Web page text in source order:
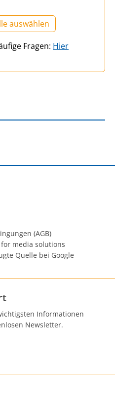
auswählen
Fragen: Hier
(AGB)
media solutions
Quelle bei Google
Informationen
Newsletter.